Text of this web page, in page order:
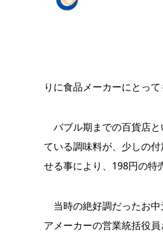
りに食品メーカーにとっ
バブル期までの百貨店と
ている調味料が、少しの
せる事により、198円の特
当時の絶好調だったお
アメーカーの営業統括役